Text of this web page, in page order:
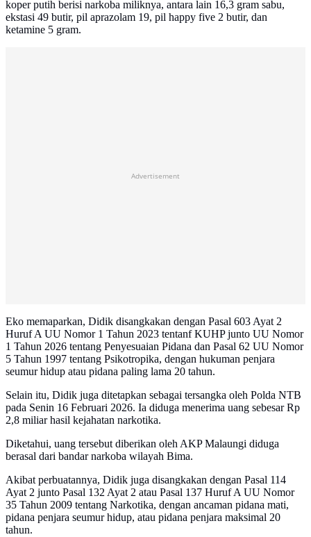
koper putih berisi narkoba miliknya, antara lain 16,3 gram sabu,
ekstasi 49 butir, pil aprazolam 19, pil happy five 2 butir, dan
ketamine 5 gram.
Advertisement
Eko memaparkan, Didik disangkakan dengan Pasal 603 Ayat 2
Huruf A UU Nomor 1 Tahun 2023 tentanf KUHP junto UU Nomor
1 Tahun 2026 tentang Penyesuaian Pidana dan Pasal 62 UU Nomor
5 Tahun 1997 tentang Psikotropika, dengan hukuman penjara
seumur hidup atau pidana paling lama 20 tahun.
Selain itu, Didik juga ditetapkan sebagai tersangka oleh Polda NTB
pada Senin 16 Februari 2026. Ia diduga menerima uang sebesar Rp
2,8 miliar hasil kejahatan narkotika.
Diketahui, uang tersebut diberikan oleh AKP Malaungi diduga
berasal dari bandar narkoba wilayah Bima.
Akibat perbuatannya, Didik juga disangkakan dengan Pasal 114
Ayat 2 junto Pasal 132 Ayat 2 atau Pasal 137 Huruf A UU Nomor
35 Tahun 2009 tentang Narkotika, dengan ancaman pidana mati,
pidana penjara seumur hidup, atau pidana penjara maksimal 20
tahun.